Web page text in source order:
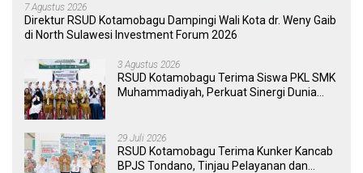
7 Agustus 2026
Direktur RSUD Kotamobagu Dampingi Wali Kota dr. Weny Gaib
di North Sulawesi Investment Forum 2026
3 Agustus 2026
RSUD Kotamobagu Terima Siswa PKL SMK
Muhammadiyah, Perkuat Sinergi Dunia
29 Juli 2026
RSUD Kotamobagu Terima Kunker Kancab
BPJS Tondano, Tinjau Pelayanan dan